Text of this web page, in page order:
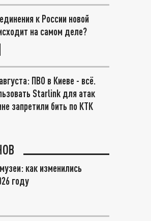
к России новой
на самом деле?
ПВО в Киеве - всё.
Starlink для атак
запретили бить по КТК
как изменились
году